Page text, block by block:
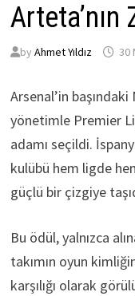
Arteta’nın
by Ahmet Yıldız 30
Arsenal’in
yönetimle Premier
adamı seçildi.
kulübü hem ligde
güçlü bir çizgiye
Bu ödül, yalnızca
takımın oyun
karşılığı olarak